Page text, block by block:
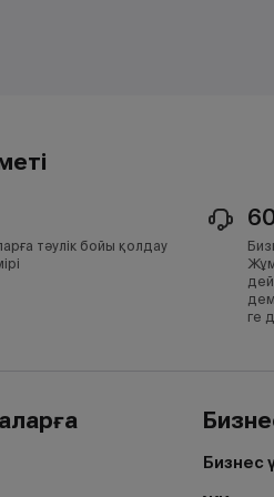
тәулік бойы қолдау
ге
Бизнес